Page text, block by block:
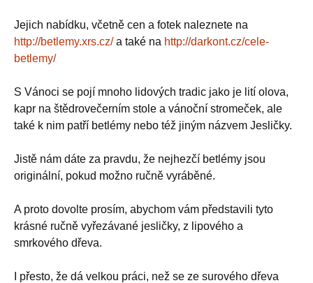
Jejich nabídku, včetně cen a fotek naleznete na
http://betlemy.xrs.cz/a také na http://darkont.cz/cele-
betlemy/
S Vánoci se pojí mnoho lidových tradic jako je lití olova,
kapr na štědrovečerním stole a vánoční stromeček, ale
také k nim patří betlémy nebo též jiným názvem Jesličky.
Jistě nám dáte za pravdu, že nejhezčí betlémy jsou
originální, pokud možno ručně vyráběné.
A proto dovolte prosím, abychom vám představili tyto
krásné ručně vyřezávané jesličky, z lipového a
smrkového dřeva.
I přesto, že dá velkou práci, než se ze surového dřeva